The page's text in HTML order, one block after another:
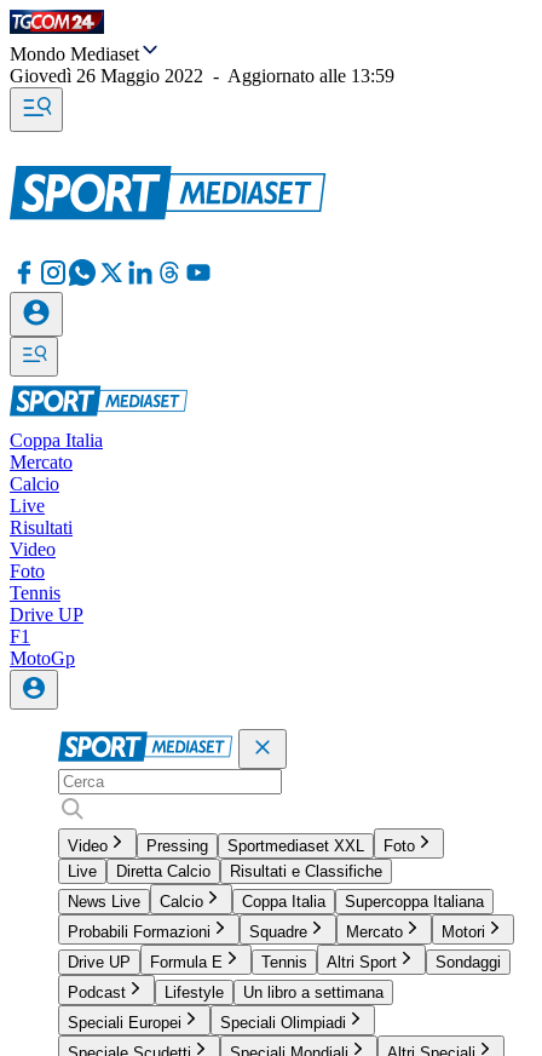
Mondo Mediaset
Giovedì 26 Maggio 2022 - Aggiornato alle 13:59
Coppa Italia
Mercato
Calcio
Live
Risultati
Video
Foto
Tennis
Drive UP
F1
MotoGp
Video Pressing Sportmediaset XXL
Foto
Live
Diretta Calcio
Risultati e Classifiche
News Live
Calcio Coppa Italia
Supercoppa Italiana
Probabili Formazioni
Squadre Mercato
Motori
Drive UP
Formula E Tennis Altri Sport
Sondaggi
Podcast
Lifestyle
Un libro a settimana
Speciali Europei
Speciali Olimpiadi